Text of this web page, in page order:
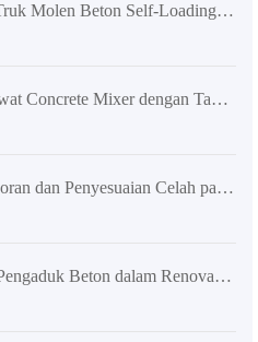
Tren Pengembangan Industri Truk Molen Beton Self-Loading dan Analisis Keunggulan Teknologi AIMIX AS-4.5
Cara Menggunakan dan Merawat Concrete Mixer dengan Tangki Putar 270 Derajat: Panduan Praktis untuk Proyek Konstruksi
Cara Praktis Mengatasi Kebocoran dan Penyesuaian Celah pada Blade Mixer Truk: Mencegah Macet dan Memperpanjang Umur Pakai
Pentingnya Fleksibilitas Truk Pengaduk Beton dalam Renovasi Kawasan Perumahan Kota: Pengalaman Praktis di Lokasi Konstruksi